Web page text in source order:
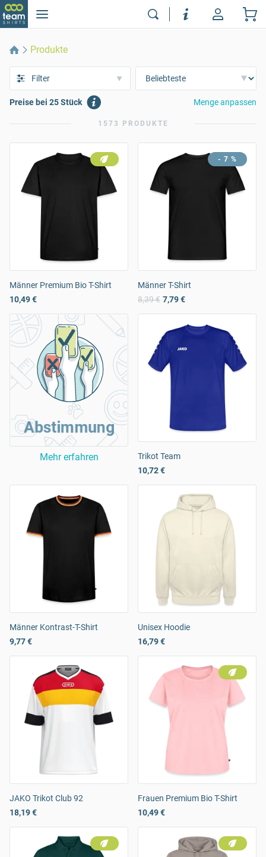
Produkte
Filter
Preise bei 25 Stück Menge anpassen
1573 PRODUKTE
Männer Premium Bio T-Shirt
10,49 €
- 7 %
Männer T-Shirt
8,39 € 7,79 €
Abstimmung
Mehr erfahren
Trikot Team
10,72 €
Männer Kontrast-T-Shirt
9,77 €
Unisex Hoodie
16,79 €
JAKO Trikot Club 92
18,19 €
Frauen Premium Bio T-Shirt
10,49 €